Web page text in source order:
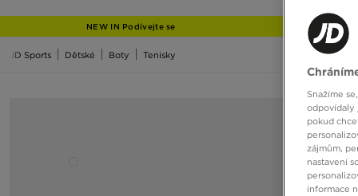
JD
NEW IN Podívejte se
JD Sports Dětské Boty Tenisky
Snažíme
odpovídaly
pokud
zájmům,
nastavení
informace